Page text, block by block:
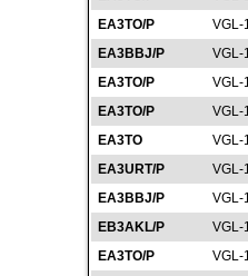
EA3TO/P
VGL-
EA3BBJ/P
VGL-
EA3TO/P
VGL-
EA3TO/P
VGL-
EA3TO
VGL-
EA3URT/P
VGL-
EA3BBJ/P
VGL-
EB3AKL/P
VGL-
EA3TO/P
VGL-